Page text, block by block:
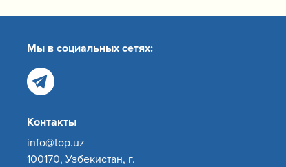
Мы в социальных сетях:
Контакты
info@top.uz
100170, Узбекистан, г.